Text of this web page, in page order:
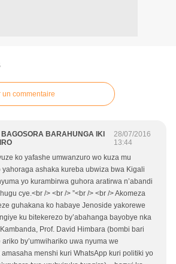
un commentaire
BAGOSORA BARAHUNGA IKI
28/07/2016
13:44
ko yafashe umwanzuro wo kuza mu
yahoraga ashaka kureba ubwiza bwa Kigali
yo kurambirwa guhora aratirwa n’abandi
cye.<br /> <br /> ”<br /> <br /> Akomeza
guhakana ko habaye Jenoside yakorewe
ku bitekerezo by’abahanga bayobye nka
Prof. David Himbara (bombi bari
by’umwihariko uwa nyuma we
menshi kuri WhatsApp kuri politiki yo